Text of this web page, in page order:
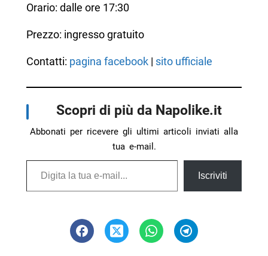
Orario: dalle ore 17:30
Prezzo: ingresso gratuito
Contatti: pagina facebook| sito ufficiale
Scopri di più da Napolike.it
Abbonati per ricevere gli ultimi articoli inviati alla
tua e-mail.
Digita la tua e-mail...
Iscriviti